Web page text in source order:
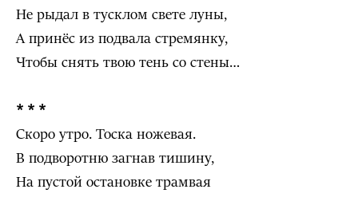
Не рыдал в тусклом свете луны,
А принёс из подвала стремянку,
Чтобы снять твою тень со стены…
* * *
Скоро утро. Тоска ножевая.
В подворотню загнав тишину,
На пустой остановке трамвая